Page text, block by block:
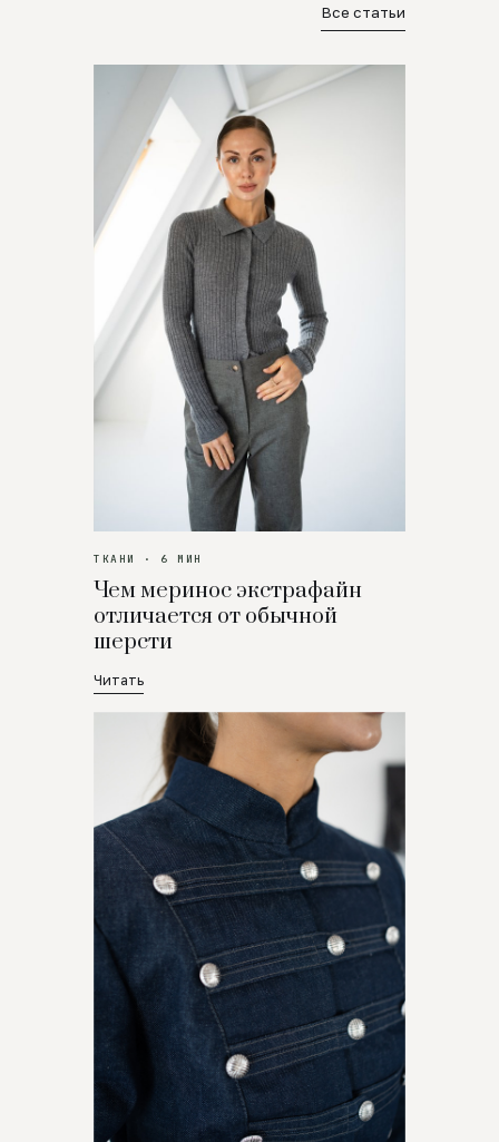
Все статьи
ТКАНИ · 6 МИН
Чем меринос экстрафайн
отличается от обычной
шерсти
Читать